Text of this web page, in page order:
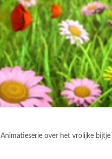
Animatieserie over het vrolijke